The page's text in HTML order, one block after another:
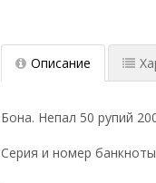
Описание
Бона. Непал 50 рупий
Серия и номер